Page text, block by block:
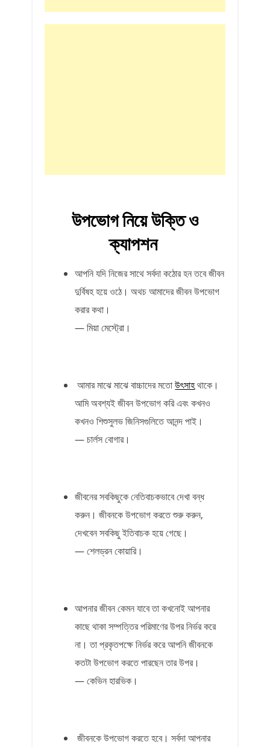
উপভোগ নিয়ে উক্তি ও
ক্যাপশন
আপনি যদি নিজের সাথে সর্বদা কঠোর হন তবে জীবন
দুর্বিষহ হয়ে ওঠে। অথচ আমাদের জীবন উপভোগ
করার কথা।
— মিয়া মেস্ট্রো।
আমার মাঝে মাঝে বাচ্চাদের মতোউৎসাহথাকে।
আমি অবশ্যই জীবন উপভোগ করি এবং কখনও
কখনও শিশুসুলভ জিনিসগুলিতে আনন্দ পাই।
— চার্লস বোগার।
জীবনের সবকিছুকে নেতিবাচকভাবে দেখা বন্ধ
করুন। জীবনকে উপভোগ করতে শুরু করুন,
দেখবেন সবকিছু ইতিবাচক হয়ে গেছে।
— শেলড্রন কোয়ারি।
আপনার জীবন কেমন যাবে তা কখনোই আপনার
কাছে থাকা সম্পত্তির পরিমাণের উপর নির্ভর করে
না। তা প্রকৃতপক্ষে নির্ভর করে আপনি জীবনকে
কতটা উপভোগ করতে পারছেন তার উপর।
— কেভিন হারভিক।
জীবনকে উপভোগ করতে হবে। সর্বদা আপনার